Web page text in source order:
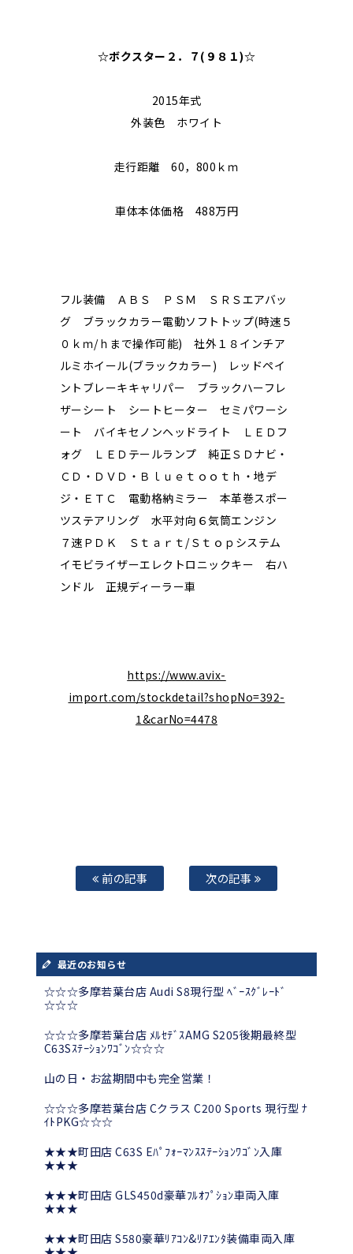
☆ボクスター２．７(９８１)☆
2015年式
外装色 ホワイト
走行距離 60，800ｋｍ
車体本体価格 488万円
フル装備 ＡＢＳ ＰＳＭ ＳＲＳエアバッ
グ ブラックカラー電動ソフトトップ(時速５
０ｋｍ/ｈまで操作可能) 社外１８インチア
ルミホイール(ブラックカラー) レッドペイ
ントブレーキキャリパー ブラックハーフレ
ザーシート シートヒーター セミパワーシ
ート バイキセノンヘッドライト ＬＥＤフ
ォグ ＬＥＤテールランプ 純正ＳＤナビ・
ＣＤ・ＤＶＤ・Ｂｌｕｅｔｏｏｔｈ・地デ
ジ・ＥＴＣ 電動格納ミラー 本革巻スポー
ツステアリング 水平対向６気筒エンジン
７速ＰＤＫ Ｓｔａｒｔ/Ｓｔｏｐシステム
イモビライザーエレクトロニックキー 右ハ
ンドル 正規ディーラー車
https://www.avix-
import.com/stockdetail?shopNo=392-
1&carNo=4478
前の記事 次の記事
最近のお知らせ
☆☆☆多摩若葉台店 Audi S8現行型 ﾍﾞｰｽｸﾞﾚｰﾄﾞ
☆☆☆
☆☆☆多摩若葉台店 ﾒﾙｾﾃﾞｽAMG S205後期最終型
C63Sｽﾃｰｼｮﾝﾜｺﾞﾝ☆☆☆
山の日・お盆期間中も完全営業！
☆☆☆多摩若葉台店 Cクラス C200 Sports 現行型 ﾅ
ｲﾄPKG☆☆☆
★★★町田店 C63S Eﾊﾟﾌｫｰﾏﾝｽｽﾃｰｼｮﾝﾜｺﾞﾝ入庫
★★★
★★★町田店 GLS450d豪華ﾌﾙｵﾌﾟｼｮﾝ車両入庫
★★★
★★★町田店 S580豪華ﾘｱｺﾝ&ﾘｱｴﾝﾀ装備車両入庫